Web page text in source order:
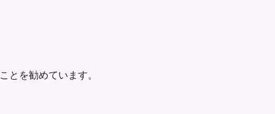
とを勧めています。